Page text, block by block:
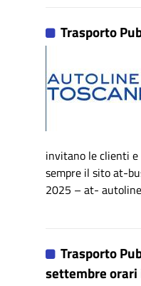
Trasporto
invitano le clienti
sempre il sito at-
2025 – at-
Trasporto
settembre orari